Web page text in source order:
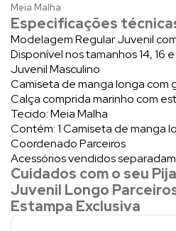
Meia Malha
Especificações
Modelagem Regular Juvenil
Disponível nos tamanhos 14, 16 e
Juvenil Masculino
Camiseta de manga longa com
Calça comprida marinho com
Tecido: Meia Malha
Contém: 1 Camiseta de manga
Coordenado Parceiros
Acessórios vendidos
Cuidados com o seu
Juvenil Longo
Estampa Exclusiva